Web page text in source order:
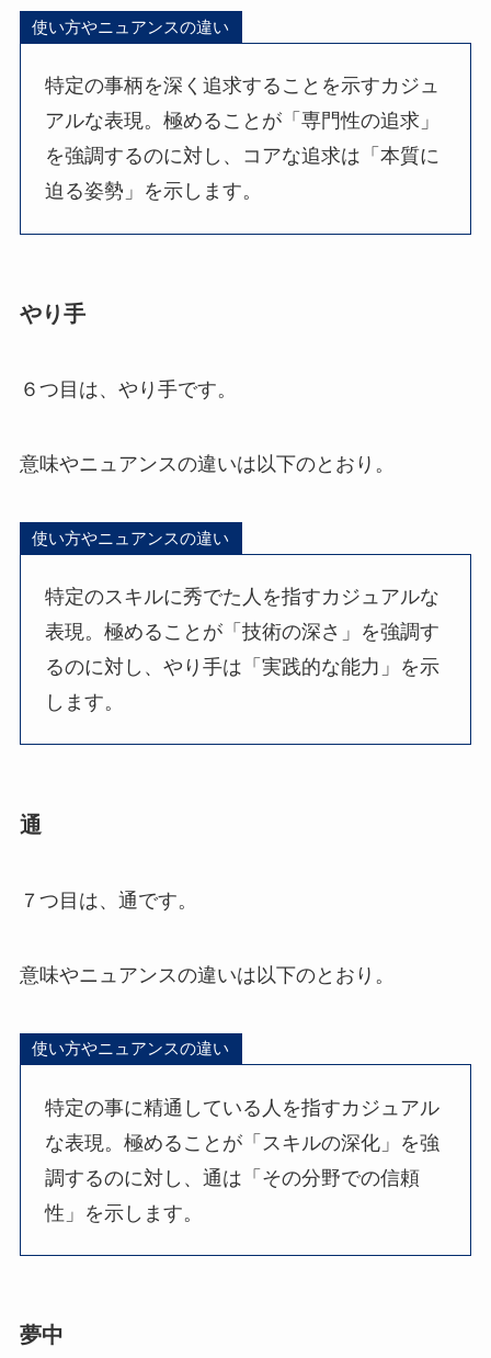
使い方やニュアンスの違い
特定の事柄を深く追求することを示すカジュ
アルな表現。極めることが「専門性の追求」
を強調するのに対し、コアな追求は「本質に
迫る姿勢」を示します。
やり手
６つ目は、やり手です。
意味やニュアンスの違いは以下のとおり。
使い方やニュアンスの違い
特定のスキルに秀でた人を指すカジュアルな
表現。極めることが「技術の深さ」を強調す
るのに対し、やり手は「実践的な能力」を示
します。
通
７つ目は、通です。
意味やニュアンスの違いは以下のとおり。
使い方やニュアンスの違い
特定の事に精通している人を指すカジュアル
な表現。極めることが「スキルの深化」を強
調するのに対し、通は「その分野での信頼
性」を示します。
夢中